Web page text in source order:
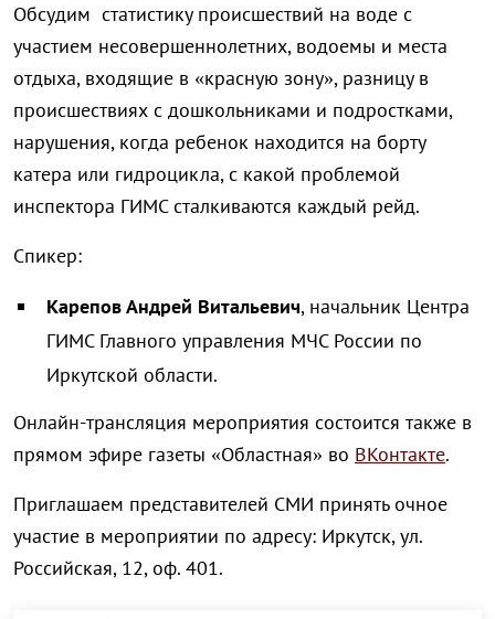
Обсудим статистику происшествий на воде с
участием несовершеннолетних, водоемы и места
отдыха, входящие в «красную зону», разницу в
происшествиях с дошкольниками и подростками,
нарушения, когда ребенок находится на борту
катера или гидроцикла, с какой проблемой
инспектора ГИМС сталкиваются каждый рейд.
Спикер:
Карепов Андрей Витальевич, начальник Центра
ГИМС Главного управления МЧС России по
Иркутской области.
Онлайн-трансляция мероприятия состоится также в
прямом эфире газеты «Областная» во ВКонтакте.
Приглашаем представителей СМИ принять очное
участие в мероприятии по адресу: Иркутск, ул.
Российская, 12, оф. 401.